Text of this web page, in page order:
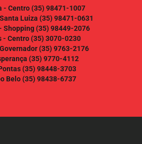
- Centro(35) 98471-1007
Luiza (35) 98471-0631
Shopping(35) 98449-2076
- Centro(35) 3070-0230
(35) 9763-2176
(35) 9770-4112
(35) 98448-3703
Belo(35) 98438-6737